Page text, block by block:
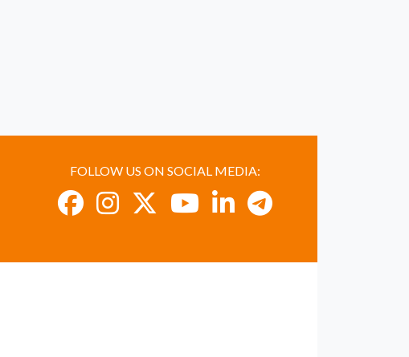
FOLLOW US ON SOCIAL MEDIA: